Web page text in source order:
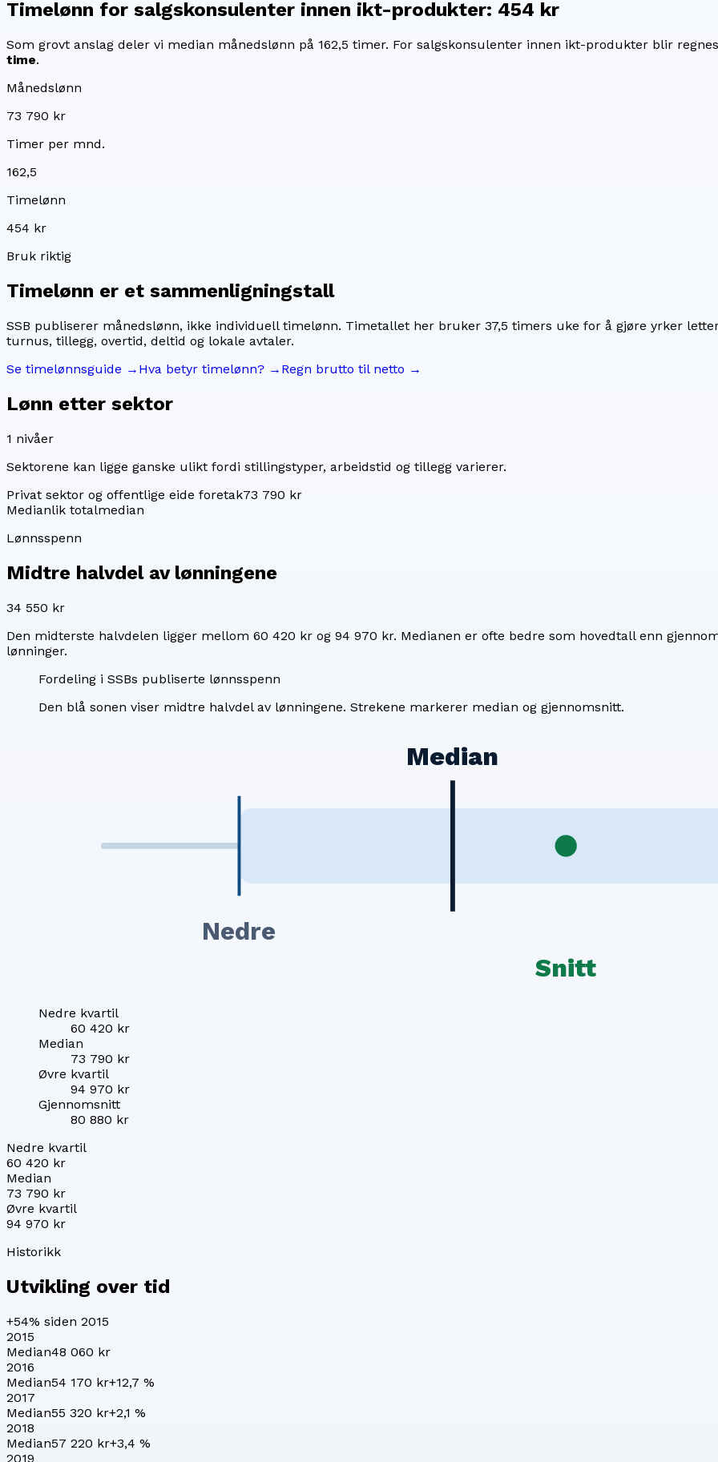
Timelønn for salgskonsulenter innen ikt-produkter: 454 kr
Som grovt anslag deler vi median månedslønn på 162,5 timer. For salgskonsulenter innen ikt-produkter blir
time.
Månedslønn
73 790 kr
Timer per mnd.
162,5
Timelønn
454 kr
Bruk riktig
Timelønn er et sammenligningstall
SSB publiserer månedslønn, ikke individuell timelønn. Timetallet her bruker 37,5 timers uke for å gjøre yrker
turnus, tillegg, overtid, deltid og lokale avtaler.
Se timelønnsguide → Hva betyr timelønn? → Regn brutto til netto →
Lønn etter sektor
1 nivåer
Sektorene kan ligge ganske ulikt fordi stillingstyper, arbeidstid og tillegg varierer.
Privat sektor og offentlige eide foretak73 790 kr
Medianlik totalmedian
Lønnsspenn
Midtre halvdel av lønningene
34 550 kr
Den midterste halvdelen ligger mellom 60 420 kr og 94 970 kr. Medianen er ofte bedre som hovedtall enn
lønninger.
Fordeling i SSBs publiserte lønnsspenn
Den blå sonen viser midtre halvdel av lønningene. Strekene markerer median og gjennomsnitt.
Nedre
Median
Snitt
Nedre kvartil
60 420 kr
Median
73 790 kr
Øvre kvartil
94 970 kr
Gjennomsnitt
80 880 kr
Nedre kvartil
60 420 kr
Median
73 790 kr
Øvre kvartil
94 970 kr
Historikk
Utvikling over tid
+54% siden 2015
2015
Median48 060 kr
2016
Median54 170 kr+12,7 %
2017
Median55 320 kr+2,1 %
2018
Median57 220 kr+3,4 %
2019